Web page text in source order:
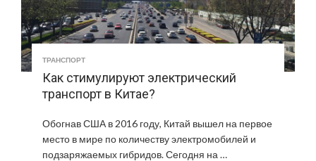
ТРАНСПОРТ
Как стимулируют электрический
транспорт в Китае?
Обогнав США в 2016 году, Китай вышел на первое
место в мире по количеству электромобилей и
подзаряжаемых гибридов. Сегодня на …